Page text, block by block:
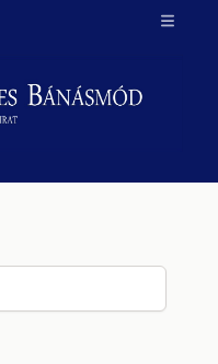
Open